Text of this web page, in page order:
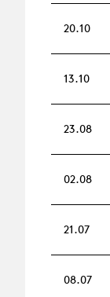
20.10
13.10
23.08
02.08
21.07
08.07